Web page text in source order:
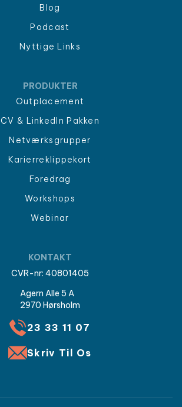
Blog
Podcast
Nyttige Links
PRODUKTER
Outplacement
CV & LinkedIn Pakken
Netværksgrupper
Karierreklippekort
Foredrag
Workshops
Webinar
KONTAKT
CVR-nr: 40801405
Agern Alle 5 A
2970 Hørsholm
23 33 11 07
Skriv Til Os